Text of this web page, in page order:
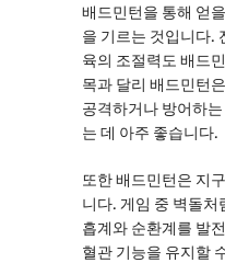
배드민턴을 통해 얻
을 기르는 것입니다.
육의 조절력도 배드
목과 달리 배드민턴
공격하거나 방어하
는 데 아주 좋습니다.
또한 배드민턴은 지
니다. 게임 중 벽돌
흡계와 순환계를 발
혈관 기능을 유지할